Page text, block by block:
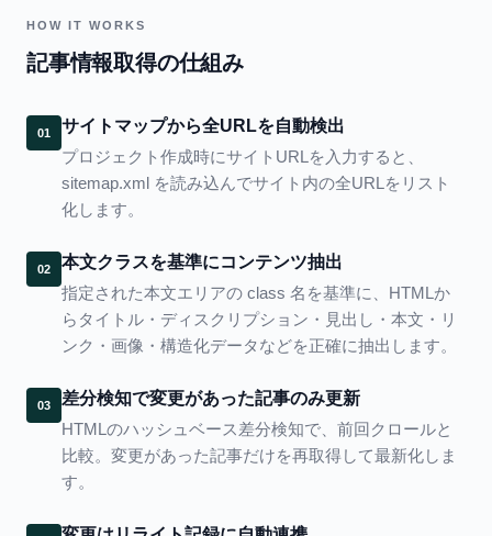
HOW IT WORKS
記事情報取得の仕組み
01
サイトマップから全URLを自動検出
プロジェクト作成時にサイトURLを入力すると、
sitemap.xml を読み込んでサイト内の全URLをリスト
化します。
02
本文クラスを基準にコンテンツ抽出
指定された本文エリアの class 名を基準に、HTMLか
らタイトル・ディスクリプション・見出し・本文・リ
ンク・画像・構造化データなどを正確に抽出します。
03
差分検知で変更があった記事のみ更新
HTMLのハッシュベース差分検知で、前回クロールと
比較。変更があった記事だけを再取得して最新化しま
す。